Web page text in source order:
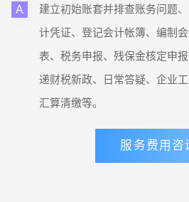
A
建立初始账套并排查账务问题
计凭证、登记会计帐簿、编制
表、税务申报、残保金核定申
递财税新政、日常答疑、企业
汇算清缴等。
服务费用咨